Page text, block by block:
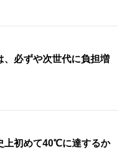
、必ずや次世代に負担増
上初めて40℃に達するか